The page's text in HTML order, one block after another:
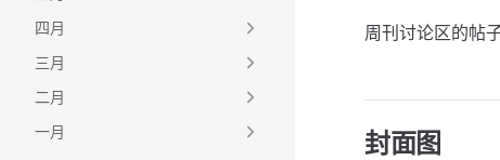
四月
三月
二月
一月
周刊讨论区的帖
封面图